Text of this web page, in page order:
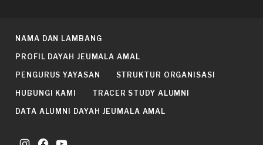
NAMA DAN LAMBANG
PROFIL DAYAH JEUMALA AMAL
PENGURUS YAYASAN STRUKTUR ORGANISASI
HUBUNGI KAMI TRACER STUDY ALUMNI
DATA ALUMNI DAYAH JEUMALA AMAL
Instagram
FacebookYouTube